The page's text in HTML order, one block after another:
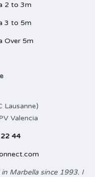
2 to 3m
3 to 5m
Over 5m
Lausanne)
Valencia
44
Marbella since 1993. I